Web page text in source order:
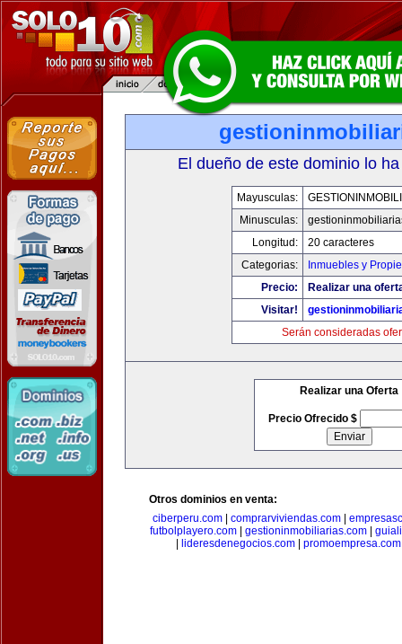
El dueño de este dominio lo
Mayusculas:
Minusculas:
Longitud:
20 caracteres
Categorias:
Inmuebles y
Precio:
Realizar una
Visitar!
Serán consideradas
Realizar una Oferta
Precio Ofrecido $
Otros dominios en venta:
ciberperu.com
comprarviviendas.com
futbolplayero.com| gestioninmobiliarias.com|
lideresdenegocios.com promoempresa.com